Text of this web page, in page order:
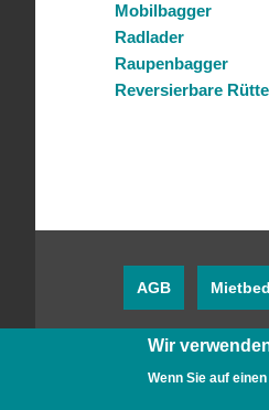
Mobilbagger
Radlader
Raupenbagger
Reversierbare
AGB
Twitter
Wir
Wenn Sie auf